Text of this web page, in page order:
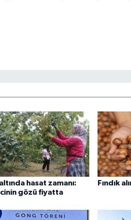
hasat zamanı:
gözü fiyatta
Fındık